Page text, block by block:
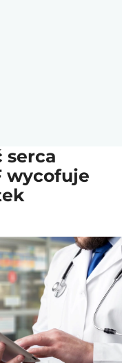
serca
wycofuje